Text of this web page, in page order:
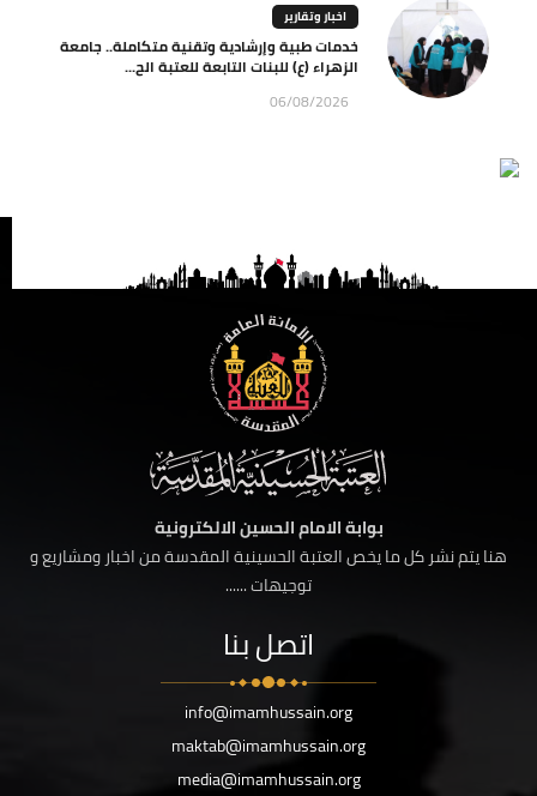
اخبار وتقارير
خدمات طبية وإرشادية وتقنية متكاملة.. جامعة
الزهراء (ع) للبنات التابعة للعتبة الح...
06/08/2026
بوابة الامام الحسين الالكترونية
هنا يتم نشر كل ما يخص العتبة الحسينية المقدسة من اخبار ومشاريع و
توجيهات ......
اتصل بنا
info@imamhussain.org
maktab@imamhussain.org
media@imamhussain.org